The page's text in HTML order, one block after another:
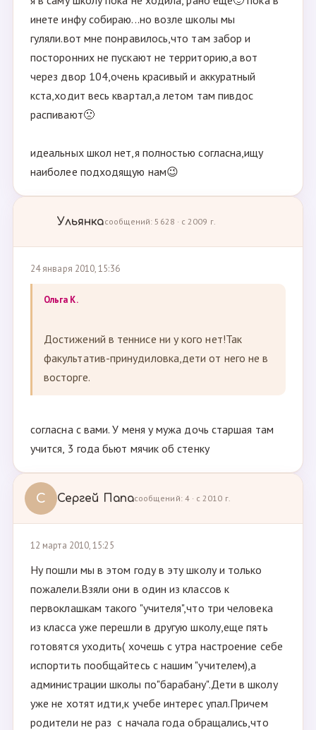
инете инфу собираю...но возле школы мы
гуляли.вот мне понравилось,что там забор и
посторонних не пускают не территорию,а вот
через двор 104,очень красивый и аккуратный
кста,ходит весь квартал,а летом там пивдос
распивают🙁
идеальных школ нет,я полностью согласна,ищу
наиболее подходящую нам😉
Ульянкасообщений: 5628 · с 2009 г.
24 января 2010, 15:36
Ольга К.
Достижений в теннисе ни у кого нет!Так
факультатив-принудиловка,дети от него не в
восторге.
согласна с вами. У меня у мужа дочь старшая там
учится, 3 года бьют мячик об стенку
С Сергей Папасообщений: 4 · с 2010 г.
12 марта 2010, 15:25
Ну пошли мы в этом году в эту школу и только
пожалели.Взяли они в один из классов к
первоклашкам такого "учителя",что три человека
из класса уже перешли в другую школу,еще пять
готовятся уходить( хочешь с утра настроение себе
испортить пообщайтесь с нашим "учителем),а
администрации школы по"барабану".Дети в школу
уже не хотят идти,к учебе интерес упал.Причем
родители не раз с начала года обращались,что